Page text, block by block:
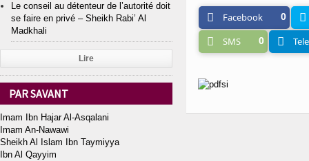
Facebook 0
SMS 0
Le conseil au détenteur de l’autorité doit
se faire en privé – Sheikh Rabi’ Al
Madkhali
Lire
PAR SAVANT
Imam Ibn Hajar Al-Asqalani
Imam An-Nawawi
Sheikh Al Islam Ibn Taymiyya
Ibn Al Qayyim